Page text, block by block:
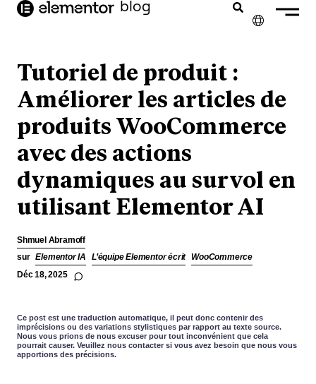
principal
blog
ENGLISH
NEDERLANDS
DEUTSCH
ESPAÑOL
ITALIANO
Tutoriel de produit :
Améliorer les articles de
produits WooCommerce
avec des actions
dynamiques au survol en
utilisant Elementor AI
Shmuel Abramoff
sur Elementor IA L’équipe Elementor écrit WooCommerce
Déc 18, 2025
Ce post est une traduction automatique, il peut donc contenir des
imprécisions ou des variations stylistiques par rapport au texte source.
Nous vous prions de nous excuser pour tout inconvénient que cela
pourrait causer. Veuillez nous contacter si vous avez besoin que nous vous
apportions des précisions.